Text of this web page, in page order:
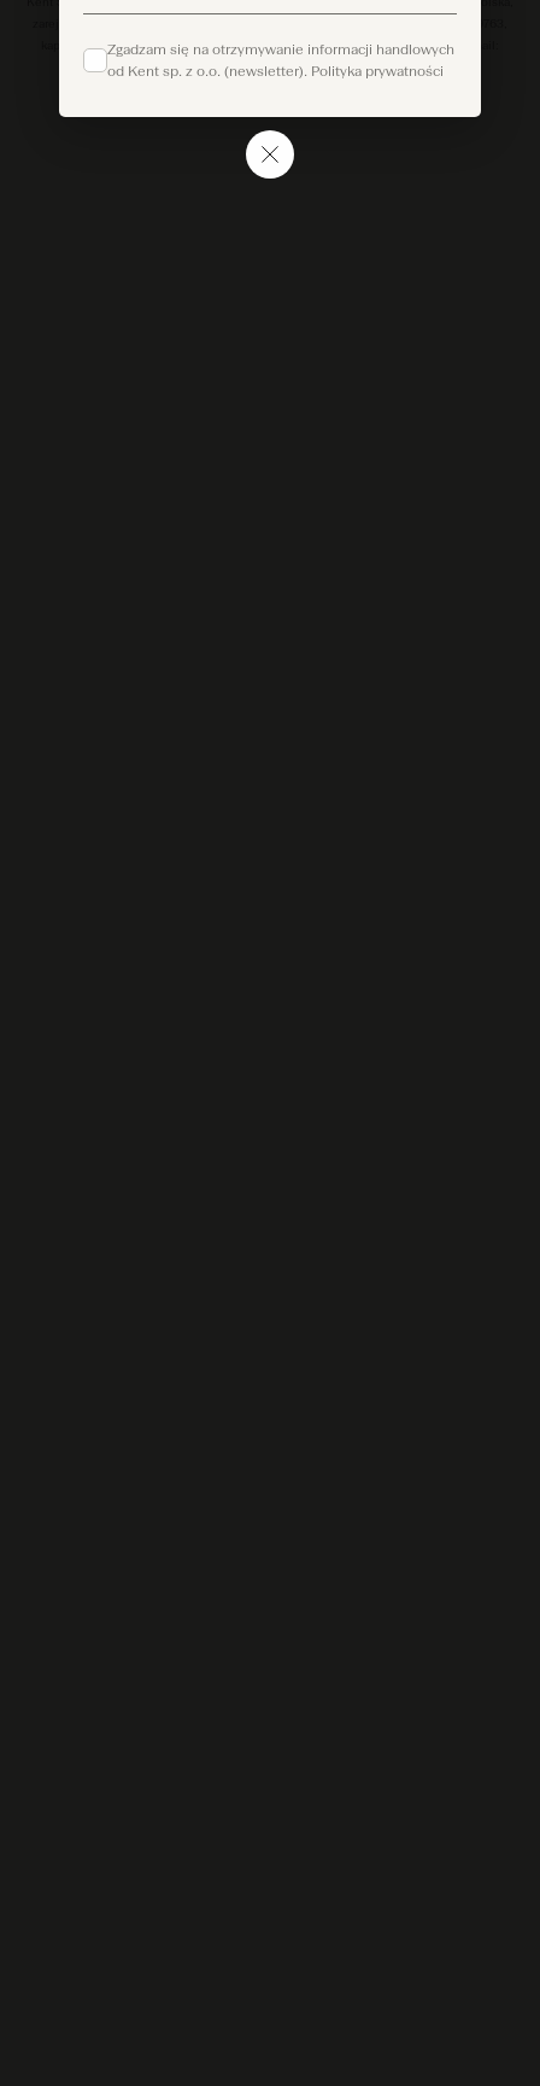
kapitał zakładowy 50,000.00 PLN, NIP: 5862163843, REGON: 220178176, email:
service@bergs.co.
Zgadzam się na otrzymywanie informacji handlowych
od Kent sp. z o.o. (newsletter). Polityka prywatności